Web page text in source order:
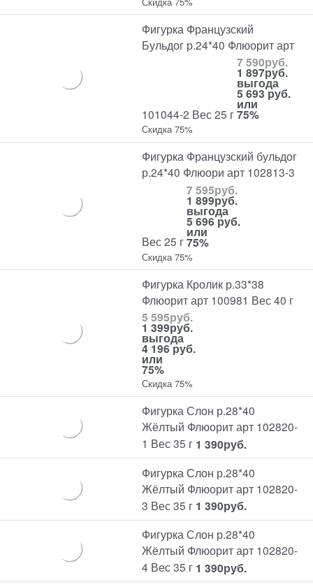
Фигурка Французский
Бульдог р.24*40 Флюорит арт
101044-2 Вес 25 г
7 590руб.
1 897руб.
выгода
5 693 руб.
или
75%
Скидка 75%
Фигурка Французский бульдог
р.24*40 Флюори арт 102813-3
Вес 25 г
7 595руб.
1 899руб.
выгода
5 696 руб.
или
75%
Скидка 75%
Фигурка Кролик р.33*38
Флюорит арт 100981 Вес 40 г
5 595руб.
1 399руб.
выгода
4 196 руб.
или
75%
Скидка 75%
Фигурка Слон р.28*40
Жёлтый Флюорит арт 102820-
1 Вес 35 г 1 390руб.
Фигурка Слон р.28*40
Жёлтый Флюорит арт 102820-
3 Вес 35 г 1 390руб.
Фигурка Слон р.28*40
Жёлтый Флюорит арт 102820-
4 Вес 35 г 1 390руб.